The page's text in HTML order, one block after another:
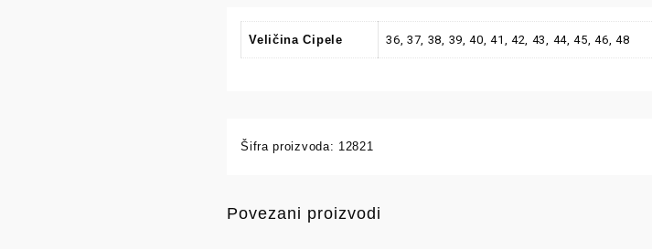
Veličina Cipele 36, 37, 38, 39, 40, 41, 42, 43, 44, 45, 46, 48
Šifra proizvoda: 12821
Povezani proizvodi